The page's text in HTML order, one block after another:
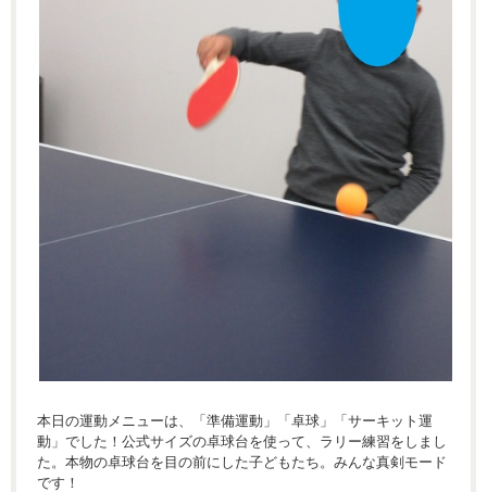
本日の運動メニューは、「準備運動」「卓球」「サーキット運
動」でした！公式サイズの卓球台を使って、ラリー練習をしまし
た。本物の卓球台を目の前にした子どもたち。みんな真剣モード
です！